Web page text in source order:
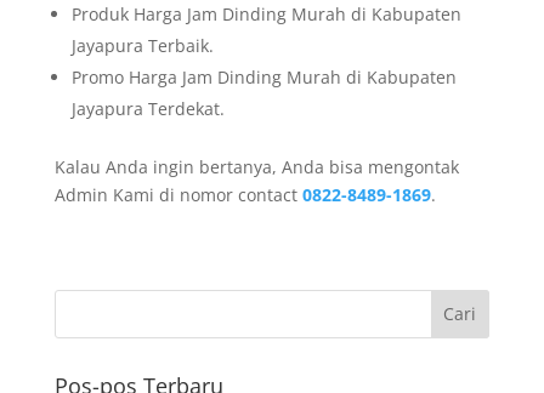
Produk Harga Jam Dinding Murah di Kabupaten
Jayapura Terbaik.
Promo Harga Jam Dinding Murah di Kabupaten
Jayapura Terdekat.
Kalau Anda ingin bertanya, Anda bisa mengontak
Admin Kami di nomor contact 0822-8489-1869.
Pos-pos Terbaru